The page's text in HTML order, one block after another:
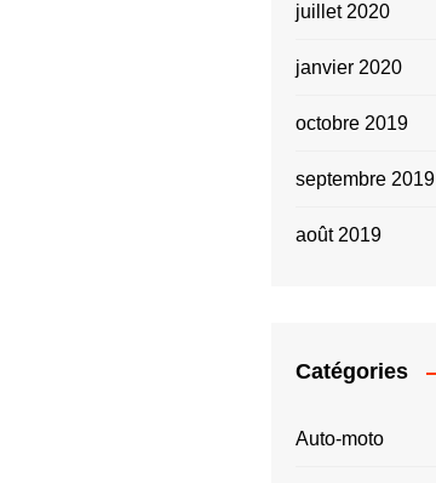
juillet 2020
janvier 2020
octobre 2019
septembre 2019
août 2019
Catégories
Auto-moto